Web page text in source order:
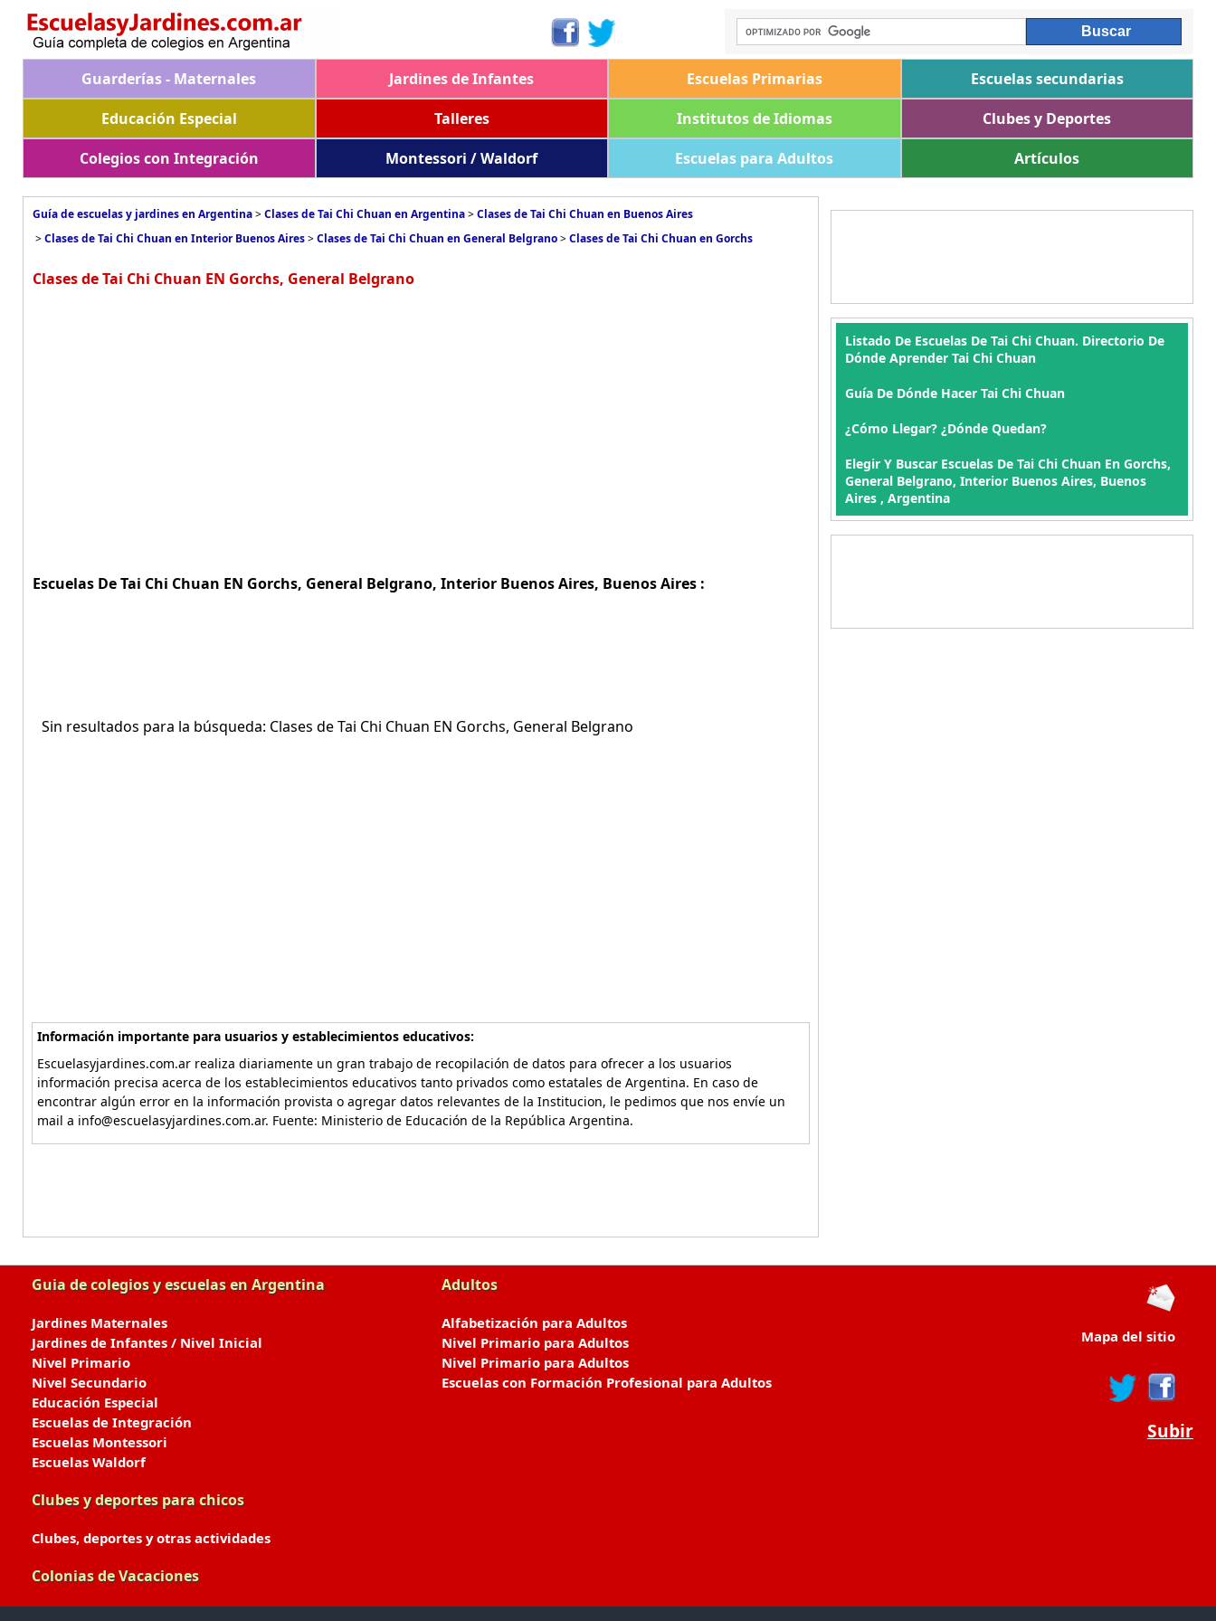
Guarderías - Maternales Jardines de Infantes Escuelas Primarias
Escuelas secundarias
Educación Especial
Talleres Institutos de Idiomas
Clubes y Deportes
Colegios con Integración
Montessori / Waldorf Escuelas para Adultos Artículos
Guía de escuelas y jardines en Argentina>Clases de Tai Chi Chuan en Argentina>Clases de Tai Chi Chuan en Buenos Aires
>Clases de Tai Chi Chuan en Interior Buenos Aires>Clases de Tai Chi Chuan en General Belgrano>Clases de Tai Chi Chuan en Gorchs
Clases de Tai Chi Chuan EN Gorchs, General Belgrano
Escuelas De Tai Chi Chuan EN Gorchs, General Belgrano, Interior Buenos Aires, Buenos Aires :
Sin resultados para la búsqueda: Clases de Tai Chi Chuan EN Gorchs, General Belgrano
Información importante para usuarios y establecimientos educativos:
Escuelasyjardines.com.ar realiza diariamente un gran trabajo de recopilación de datos para ofrecer a los usuarios
información precisa acerca de los establecimientos educativos tanto privados como estatales de Argentina. En caso de
encontrar algún error en la información provista o agregar datos relevantes de la Institucion, le pedimos que nos envíe un
mail a info@escuelasyjardines.com.ar. Fuente: Ministerio de Educación de la República Argentina.
Listado De Escuelas De Tai Chi Chuan. Directorio De
Dónde Aprender Tai Chi Chuan
Guía De Dónde Hacer Tai Chi Chuan
¿Cómo Llegar? ¿Dónde Quedan?
Elegir Y Buscar Escuelas De Tai Chi Chuan En Gorchs,
General Belgrano, Interior Buenos Aires, Buenos
Aires , Argentina
Guia de colegios y escuelas en Argentina
Jardines Maternales
Jardines de Infantes / Nivel Inicial
Nivel Primario
Nivel Secundario
Educación Especial
Escuelas de Integración
Escuelas Montessori
Escuelas Waldorf
Clubes y deportes para chicos
Clubes, deportes y otras actividades
Colonias de Vacaciones
Adultos
Alfabetización para Adultos
Nivel Primario para Adultos
Nivel Primario para Adultos
Escuelas con Formación Profesional para Adultos
Mapa del sitio
Subir